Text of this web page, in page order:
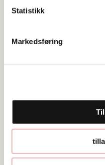
Statistikk
Markedsføring